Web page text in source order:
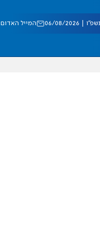
08/2026 המייל האדום